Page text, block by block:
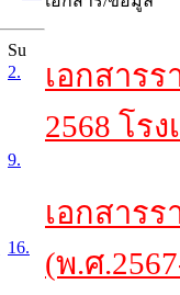
Su
2.
9.
16.
เอกสาร
2568 โร
เอกสาร
(พ.ศ